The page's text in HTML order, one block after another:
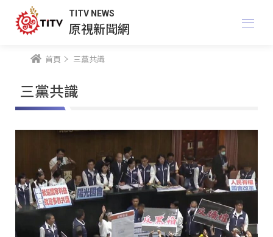
TITV NEWS
原視新聞網
首頁 三黨共識
三黨共識